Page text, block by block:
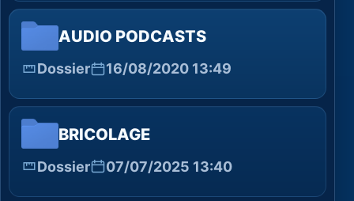
AUDIO PODCASTS
Dossier 16/08/2020 13:49
BRICOLAGE
Dossier 07/07/2025 13:40